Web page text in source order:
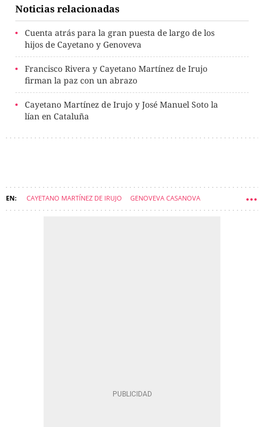
Noticias relacionadas
Cuenta atrás para la gran puesta de largo de los
hijos de Cayetano y Genoveva
Francisco Rivera y Cayetano Martínez de Irujo
firman la paz con un abrazo
Cayetano Martínez de Irujo y José Manuel Soto la
lían en Cataluña
CAYETANO MARTÍNEZ DE IRUJO GENOVEVA CASANOVA